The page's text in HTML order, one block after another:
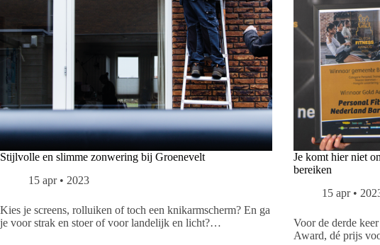
Stijlvolle en slimme zonwering bij Groenevelt
15 apr • 2023
Kies je screens, rolluiken of toch een knikarmscherm? En ga
je voor strak en stoer of voor landelijk en licht?…
Je komt hier niet
bereiken
15 apr •
Voor de derde
Award, dé prijs